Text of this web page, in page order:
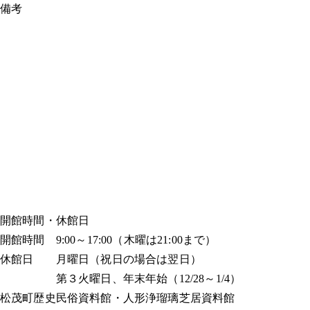
備考
開館時間・休館日
開館時間 9:00～17:00（木曜は21:00まで）
休館日 月曜日（祝日の場合は翌日）
第３火曜日、年末年始（12/28～1/4）
松茂町歴史民俗資料館・人形浄瑠璃芝居資料館